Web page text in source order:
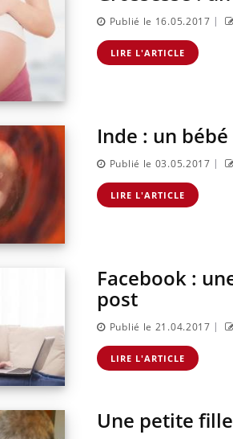
Publié le 16.05.2017 |
LIRE L'ARTICLE
Inde : un
Publié le 03.05.2017 |
LIRE L'ARTICLE
Facebook :
post
Publié le 21.04.2017 |
LIRE L'ARTICLE
Une petite